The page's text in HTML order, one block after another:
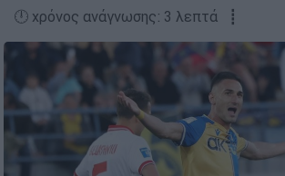
🕛 χρόνος ανάγνωσης: 3 λεπτά ┋